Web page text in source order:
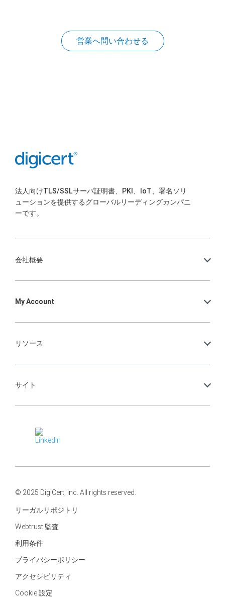
営業へ問い合わせる
法人向けTLS/SSLサーバ証明書、PKI、IoT、署名ソリ
ューションを提供するグローバルリーディングカンパニ
ーです。
会社概要
My Account
リソース
サイト
© 2025 DigiCert, Inc. All rights reserved.
リーガルリポジトリ
Webtrust 監査
利用条件
プライバシーポリシー
アクセシビリティ
Cookie 設定